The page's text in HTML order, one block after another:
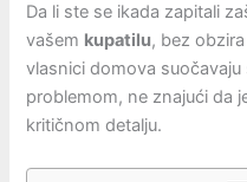
Da li ste se ikada zapitali
vašem kupatilu, bez
vlasnici domova
problemom, ne znajući da
kritičnom detalju.